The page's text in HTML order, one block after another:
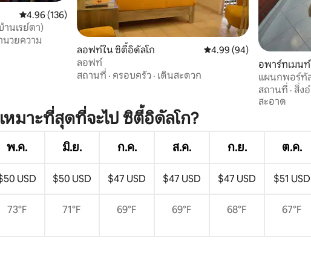
คะแนนเฉลี่ย 4.96 จาก 5, 136 รีวิว
4.96 (136)
านเรย์ตา)
นวยความ
ลอฟท์ใน ซิตี้อิดัลโก คะแนนเฉลี่ย 4.99 จาก 5,
4.99 (94)
ลอฟท์
สถานที่ · ครอบครัว · เดินสะดวก
อพาร์ทเมนท์
แผนกพอร์ทั
สถานที่ · สิ่ง
สะอาด
หมาะที่สุดที่จะไป ซิตี้อิดัลโก?
พ.ค. มิ.ย. ก.ค. ส.ค. ก.ย. ต.ค.
USD $50 USD $47 USD $47 USD $47 USD $51 USD
73°F 71°F 69°F 69°F 68°F 67°F